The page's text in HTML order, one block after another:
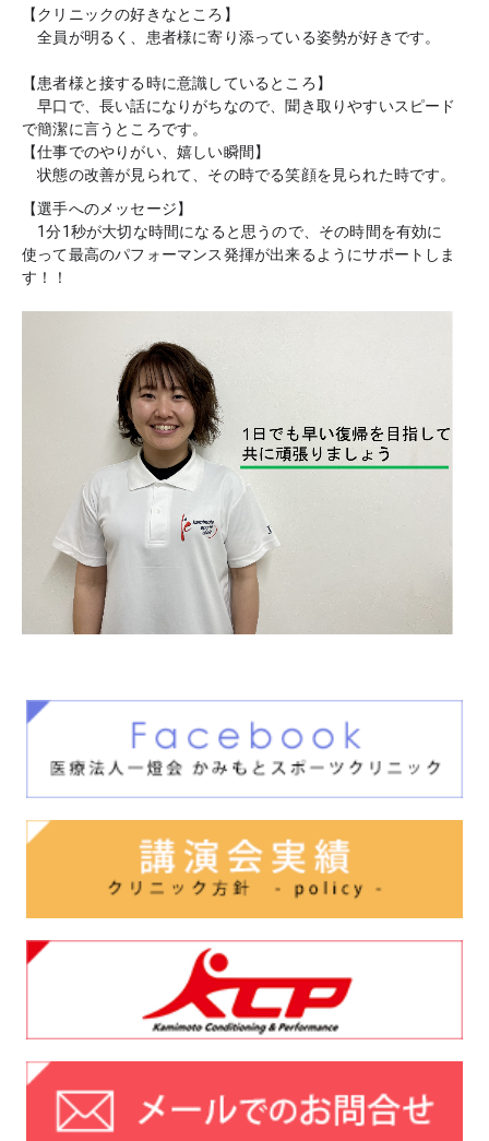
【クリニックの好きなところ】
全員が明るく、患者様に寄り添っている姿勢が好きです。
【患者様と接する時に意識しているところ】
早口で、長い話になりがちなので、聞き取りやすいスピード
で簡潔に言うところです。
【仕事でのやりがい、嬉しい瞬間】
状態の改善が見られて、その時でる笑顔を見られた時です。
【選手へのメッセージ】
1分1秒が大切な時間になると思うので、その時間を有効に
使って最高のパフォーマンス発揮が出来るようにサポートしま
す！！